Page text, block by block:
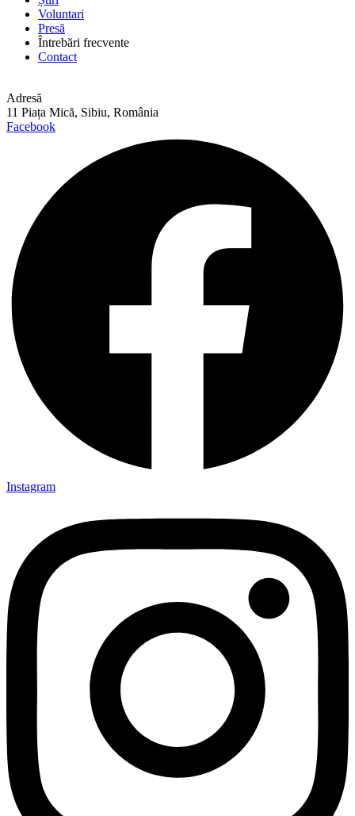
Voluntari
Presă
Întrebări frecvente
Contact
Adresă
11 Piața Mică, Sibiu, România
Facebook
Instagram